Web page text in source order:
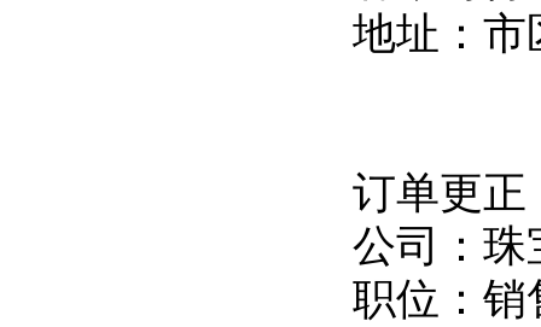
地址：市
订单更正
公司：珠
职位：销